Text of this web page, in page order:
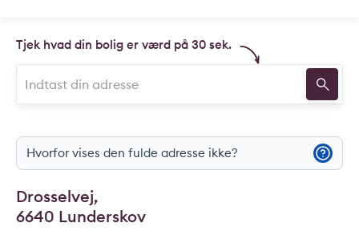
Tjek hvad din bolig er værd på 30 sek.
Hvorfor vises den fulde adresse ikke?
Drosselvej,
6640 Lunderskov